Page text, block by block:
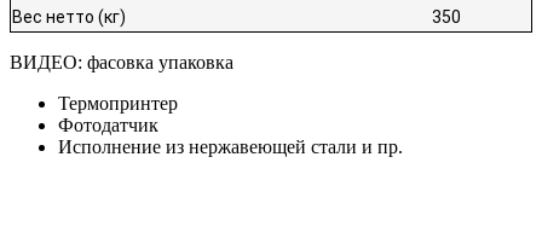
Вес нетто (кг)
350
ВИДЕО: фасовка упаковка
Термопринтер
Фотодатчик
Исполнение из нержавеющей стали и пр.